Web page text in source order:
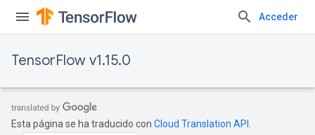
Acceder
TensorFlow v1.15.0
Esta página se ha traducido con Cloud Translation API